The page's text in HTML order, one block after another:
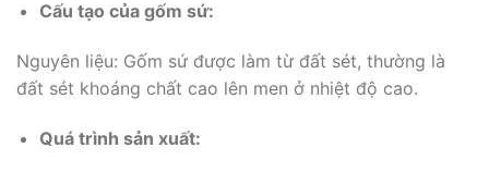
Cấu tạo của gốm sứ:
Nguyên liệu: Gốm sứ được làm từ đất sét, thường là
đất sét khoáng chất cao lên men ở nhiệt độ cao.
Quá trình sản xuất: